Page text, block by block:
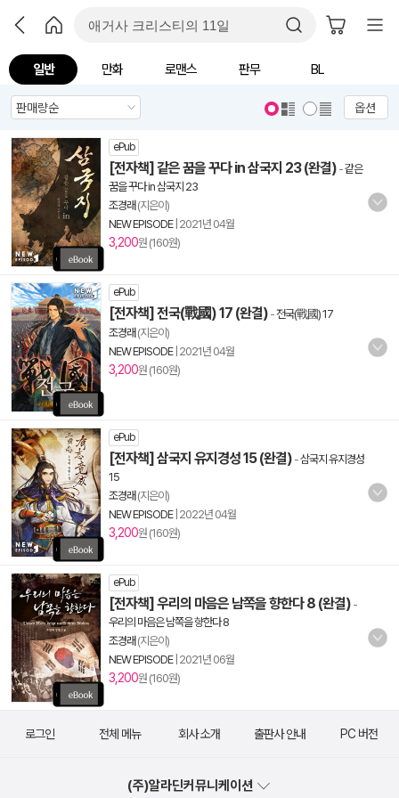
일반 만화 로맨스 판무 BL
옵션
ePub
[전자책] 같은 꿈을 꾸다 in 삼국지 23 (완결) -같은
꿈을 꾸다 in 삼국지 23
조경래 (지은이)
NEW EPISODE| 2021년 04월
3,200원 (160원)
ePub
[전자책] 전국(戰國) 17 (완결) -전국(戰國) 17
조경래 (지은이)
NEW EPISODE| 2021년 04월
3,200원 (160원)
ePub
[전자책] 삼국지 유지경성 15 (완결) -삼국지 유지경성
15
조경래 (지은이)
NEW EPISODE| 2022년 04월
3,200원 (160원)
ePub
[전자책] 우리의 마음은 남쪽을 향한다 8 (완결) -
우리의 마음은 남쪽을 향한다 8
조경래 (지은이)
NEW EPISODE| 2021년 06월
3,200원 (160원)
로그인 전체 메뉴 회사 소개 출판사 안내 PC 버전
(주)알라딘커뮤니케이션